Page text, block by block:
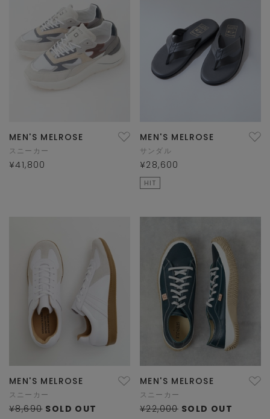
MEN'S MELROSE
スニーカー
¥41,800
MEN'S MELROSE
サンダル
¥28,600
HIT
MEN'S MELROSE
スニーカー
¥8,690 SOLD OUT
MEN'S MELROSE
スニーカー
¥22,000 SOLD OUT